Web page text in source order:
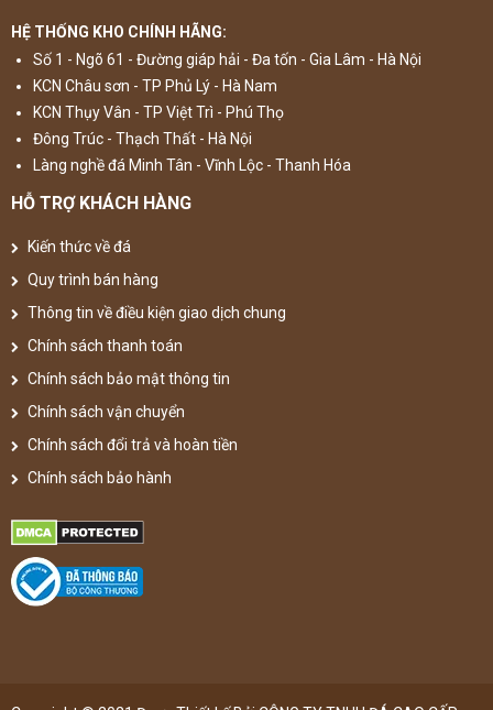
HỆ THỐNG KHO CHÍNH HÃNG:
Số 1 - Ngõ 61 - Đường giáp hải - Đa tốn - Gia Lâm - Hà Nội
KCN Châu sơn - TP Phủ Lý - Hà Nam
KCN Thụy Vân - TP Việt Trì - Phú Thọ
Đông Trúc - Thạch Thất - Hà Nội
Làng nghề đá Minh Tân - Vĩnh Lộc - Thanh Hóa
HỖ TRỢ KHÁCH HÀNG
Kiến thức về đá
Quy trình bán hàng
Thông tin về điều kiện giao dịch chung
Chính sách thanh toán
Chính sách bảo mật thông tin
Chính sách vận chuyển
Chính sách đổi trả và hoàn tiền
Chính sách bảo hành